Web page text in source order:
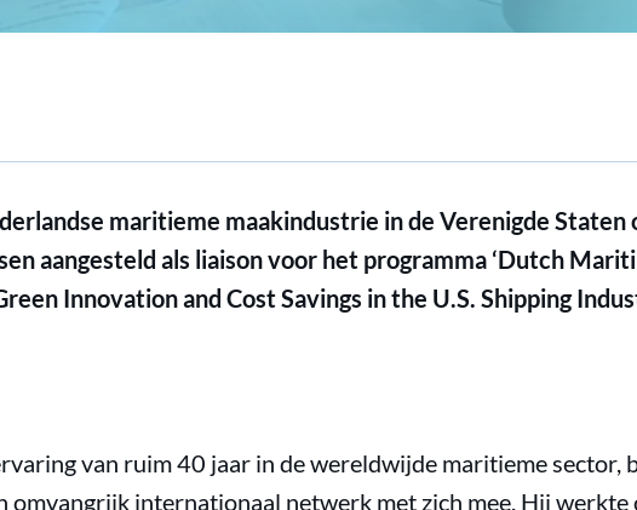
maritieme maakindustrie in de Verenigde Staten
aangesteld als liaison voor het programma ‘Dutch
Innovation and Cost Savings in the U.S. Shipping
van ruim 40 jaar in de wereldwijde maritieme sector,
omvangrijk internationaal netwerk met zich mee. Hij werkte